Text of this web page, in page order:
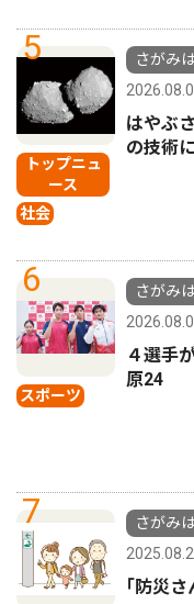
5
トップニュ
ース
社会
さがみ
はやぶ
の技術
6
スポーツ
さがみ
４選手
原24
7
さがみ
｢防災